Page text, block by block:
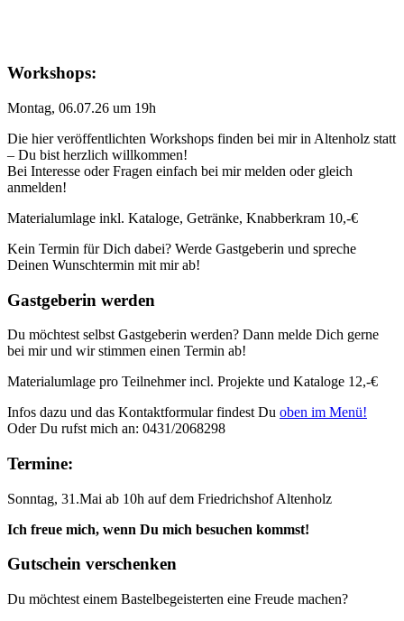
Workshops:
Montag, 06.07.26 um 19h
Die hier veröffentlichten Workshops finden bei mir in Altenholz statt
– Du bist herzlich willkommen!
Bei Interesse oder Fragen einfach bei mir melden oder gleich
anmelden!
Materialumlage inkl. Kataloge, Getränke, Knabberkram 10,-€
Kein Termin für Dich dabei? Werde Gastgeberin und spreche
Deinen Wunschtermin mit mir ab!
Gastgeberin werden
Du möchtest selbst Gastgeberin werden? Dann melde Dich gerne
bei mir und wir stimmen einen Termin ab!
Materialumlage pro Teilnehmer incl. Projekte und Kataloge 12,-€
Infos dazu und das Kontaktformular findest Du oben im Menü!
Oder Du rufst mich an: 0431/2068298
Termine:
Sonntag, 31.Mai ab 10h auf dem Friedrichshof Altenholz
Ich freue mich, wenn Du mich besuchen kommst!
Gutschein verschenken
Du möchtest einem Bastelbegeisterten eine Freude machen?